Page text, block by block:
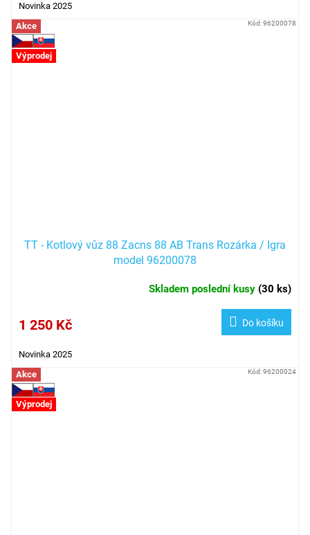
Novinka 2025
Akce
Výprodej
TT - Kotlový vůz 88 Zacns 88 AB Trans Rozárka / Igra
model 96200078
Skladem poslední kusy (30 ks)
1 250 Kč Do košíku
Novinka 2025
Kód:96200078
Akce
Výprodej
Kód:96200024